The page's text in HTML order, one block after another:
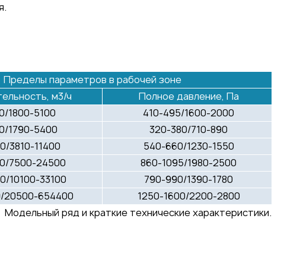
Пределы параметров в рабочей зоне
м3/ч
Полное давление, Па
1800-5100
410-495/1600-2000
1790-5400
320-380/710-890
3810-11400
540-660/1230-1550
7500-24500
860-1095/1980-2500
10100-33100
790-990/1390-1780
20500-654400
1250-1600/2200-2800
Модельный ряд и краткие технические характеристики.